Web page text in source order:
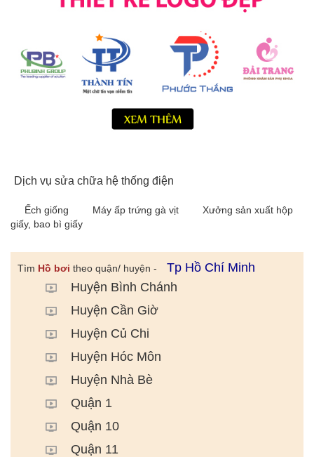
Dịch vụ sửa chữa hệ thống điện
Ếch giống Máy ấp trứng gà vịt
Xưởng sản xuất hộp
giấy, bao bì giấy
Tìm Hồ bơi theo quận/ huyện -
Tp Hồ Chí Minh
Huyện Bình Chánh
Huyện Cần Giờ
Huyện Củ Chi
Huyện Hóc Môn
Huyện Nhà Bè
Quận 1
Quận 10
Quận 11